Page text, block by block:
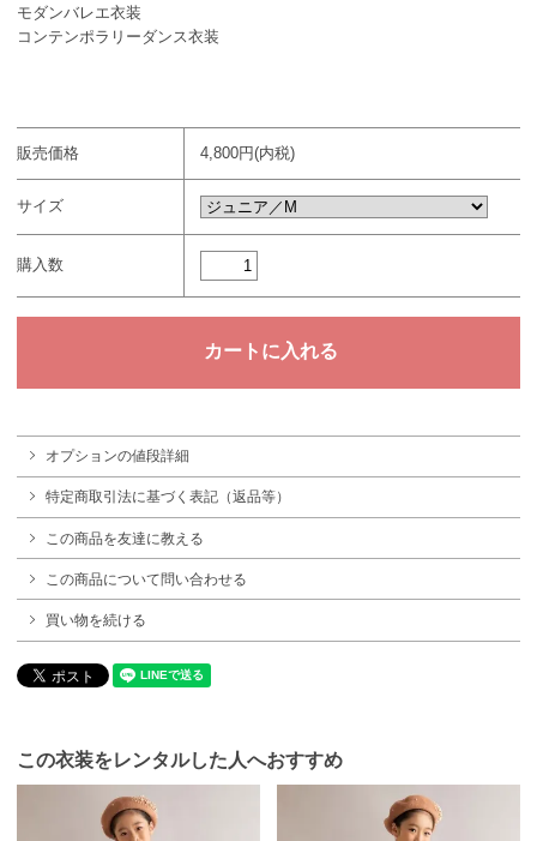
モダンバレエ衣装
コンテンポラリーダンス衣装
販売価格 4,800円(内税)
サイズ
購入数
オプションの値段詳細
特定商取引法に基づく表記（返品等）
この商品を友達に教える
この商品について問い合わせる
買い物を続ける
この衣装をレンタルした人へおすすめ